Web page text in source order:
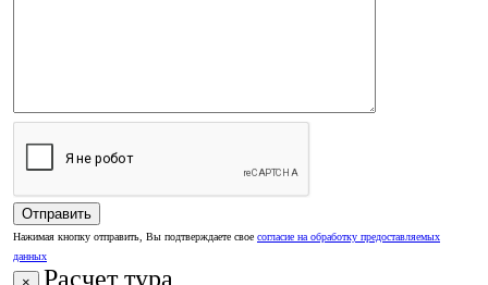
Нажимая кнопку отправить, Вы подтверждаете свое согласие на обработку предоставляемых
данных
Расчет тура